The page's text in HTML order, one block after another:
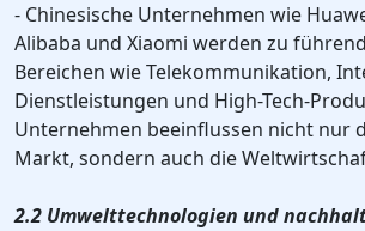
- Chinesische Unternehmen wie
Alibaba und Xiaomi werden zu
Bereichen wie Telekommunikation,
Dienstleistungen und High-Tech-
Unternehmen beeinflussen nicht nur
Markt, sondern auch die
2.2 Umwelttechnologien und